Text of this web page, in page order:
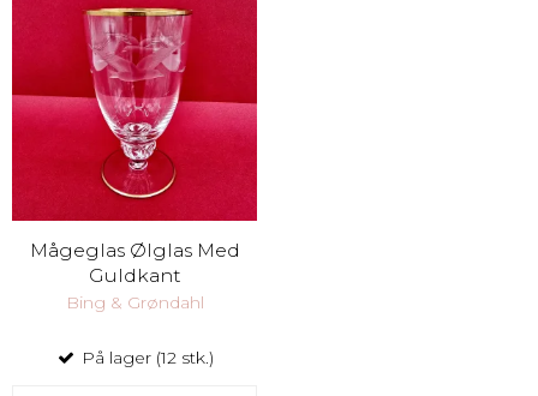
Mågeglas Ølglas Med
Guldkant
Bing & Grøndahl
På lager (12 stk.)